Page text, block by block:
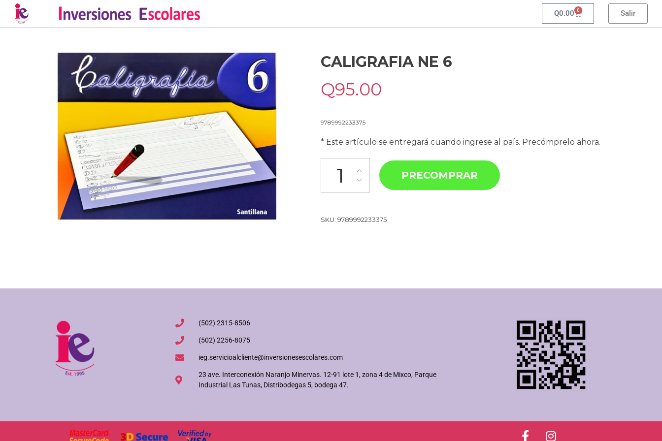
Q0.00 0 Salir
CALIGRAFIA NE 6
Q95.00
9789992233375
* Este artículo se entregará cuando ingrese al país. Precómprelo ahora.
PRECOMPRAR
SKU: 9789992233375
(502) 2315-8506
(502) 2256-8075
ieg.servicioalcliente@inversionesescolares.com
23 ave. Interconexión Naranjo Minervas. 12-91 lote 1, zona 4 de Mixco, Parque
Industrial Las Tunas, Distribodegas 5, bodega 47.